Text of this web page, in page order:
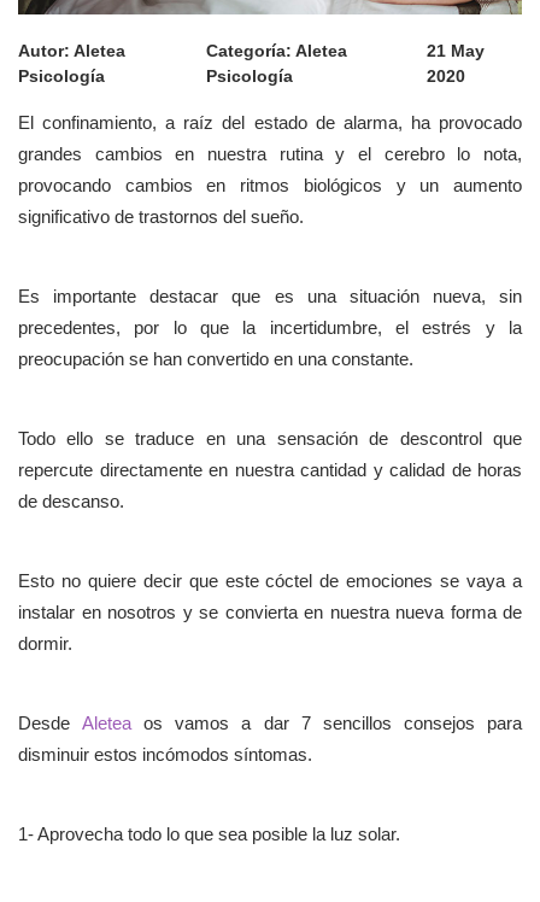
Autor: Aletea
Psicología
Categoría:Aletea
Psicología
21 May
2020
El confinamiento, a raíz del estado de alarma, ha provocado
grandes cambios en nuestra rutina y el cerebro lo nota,
provocando cambios en ritmos biológicos y un aumento
significativo de trastornos del sueño.
Es importante destacar que es una situación nueva, sin
precedentes, por lo que la incertidumbre, el estrés y la
preocupación se han convertido en una constante.
Todo ello se traduce en una sensación de descontrol que
repercute directamente en nuestra cantidad y calidad de horas
de descanso.
Esto no quiere decir que este cóctel de emociones se vaya a
instalar en nosotros y se convierta en nuestra nueva forma de
dormir.
DesdeAletea os vamos a dar 7 sencillos consejos para
disminuir estos incómodos síntomas.
1- Aprovecha todo lo que sea posible la luz solar.